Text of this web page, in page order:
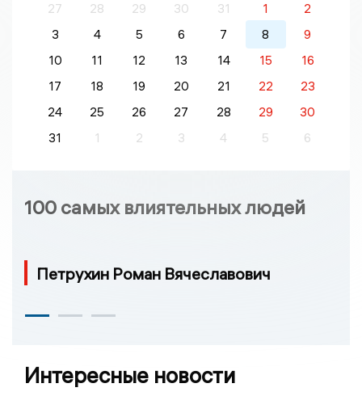
27
28 29 30 31 1
2
3
4 5 6 7 8
9
10
11 12 13 14 15
16
17
18 19 20 21 22
23
24
25 26 27 28 29
30
31
1 2 3 4 5 6
100 самых влиятельных людей
Петрухин Роман Вячеславович
Интересные новости